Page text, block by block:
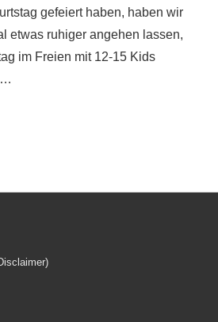
gefeiert haben, haben wir
etwas ruhiger angehen lassen,
im Freien mit 12-15 Kids
…